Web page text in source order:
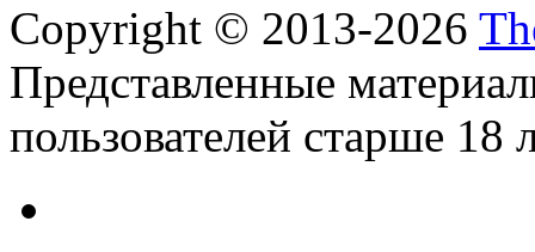
Copyright © 2013-2026
Представленные
пользователей старше 18